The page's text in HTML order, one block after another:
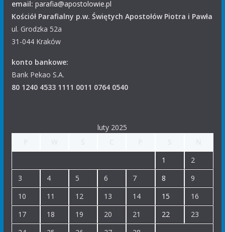
email: parafia@apostolowie.pl
Kościół Parafialny p.w. Świętych Apostołów Piotra i Pawła
ul. Grodzka 52a
31-044 Kraków
konto bankowe:
Bank Pekao S.A.
80 1240 4533 1111 0011 0764 0540
luty 2025
1
2
3
4 5 6 7 8
9
10
11 12 13 14 15
16
17
18 19 20 21 22
23